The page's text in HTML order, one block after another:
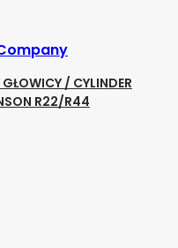
/ CYLINDER
R22/R44